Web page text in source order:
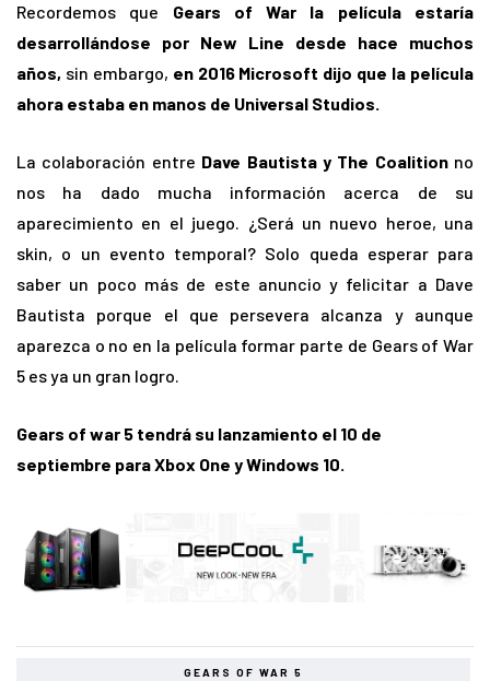
Recordemos que Gears of War la película estaría
desarrollándose por New Line desde hace muchos
años, sin embargo, en 2016 Microsoft dijo que la película
ahora estaba en manos de Universal Studios.
La colaboración entre Dave Bautista y The Coalitionno
nos ha dado mucha información acerca de su
aparecimiento en el juego. ¿Será un nuevo heroe, una
skin, o un evento temporal? Solo queda esperar para
saber un poco más de este anuncio y felicitar a Dave
Bautista porque el que persevera alcanza y aunque
aparezca o no en la película formar parte de Gears of War
5 es ya un gran logro.
Gears of war 5 tendrá su lanzamiento el 10 de
septiembre para Xbox One y Windows 10.
GEARS OF WAR 5